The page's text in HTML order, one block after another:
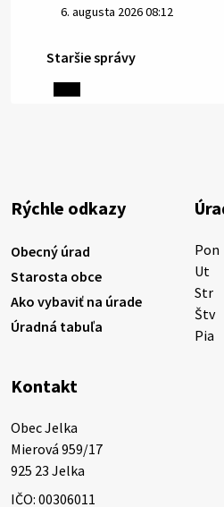
6. augusta 2026 08:12
5. augusta 2026 13:10
hlbokým zármutkom Vám
73 rokov nás opustila Irena
5. augusta 2026 12:59
3. augusta 2026 08:45
Smútočné oznamy: 03.08.2026
hlbokým zármutkom Vám
84 rokov nás opustil Ján
bude dňa 4.08.2026 v utorok
3. augusta 2026 08:44
Staršie správy
Rýchle odkazy
Obecný úrad
Starosta obce
Ako vybaviť na úrade
Úradná tabuľa
Pon
Ut
Str
Štv
Pia
Kontakt
Obec Jelka
Mierová 959/17
925 23 Jelka
IČO: 00306011